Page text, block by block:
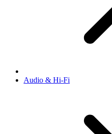
Audio & Hi-Fi